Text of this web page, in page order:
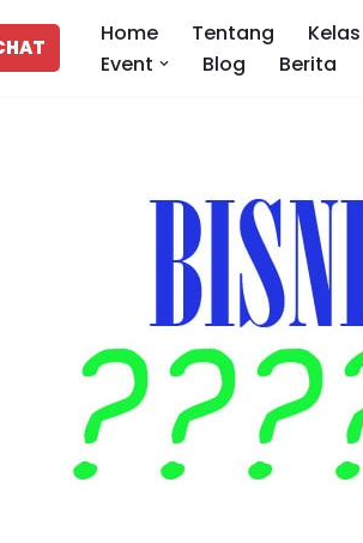
Home Tentang
Event
Blog Berita